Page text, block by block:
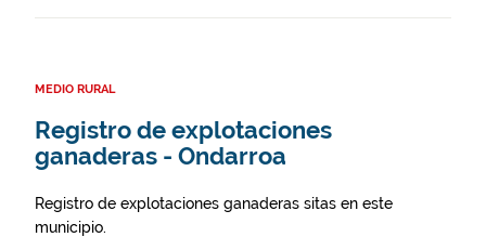
MEDIO RURAL
Registro de explotaciones
ganaderas - Ondarroa
Registro de explotaciones ganaderas sitas en este
municipio.